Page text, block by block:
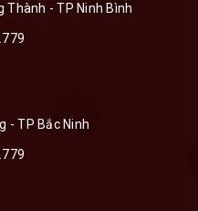
Thành - TP Ninh Bình
- TP Bắc Ninh